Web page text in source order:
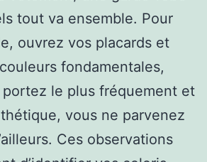
tout va ensemble. Pour
ouvrez vos placards et
fondamentales,
le plus fréquement et
vous ne parvenez
Ces observations